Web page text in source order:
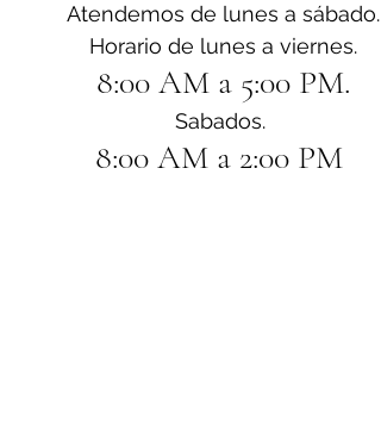
Atendemos de lunes a sábado.
Horario de lunes a viernes.
8:00 AM a 5:00 PM.
Sabados.
8:00 AM a 2:00 PM